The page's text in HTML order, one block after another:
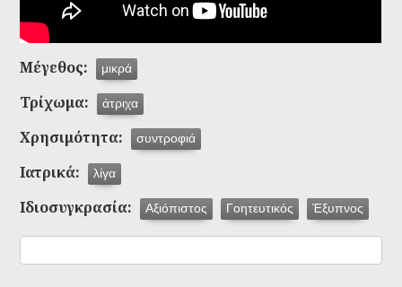
Μέγεθος: μικρά
Τρίχωμα: άτριχα
Χρησιμότητα: συντροφιά
Ιατρικά: λίγα
Ιδιοσυγκρασία: Αξιόπιστος Γοητευτικός Έξυπνος